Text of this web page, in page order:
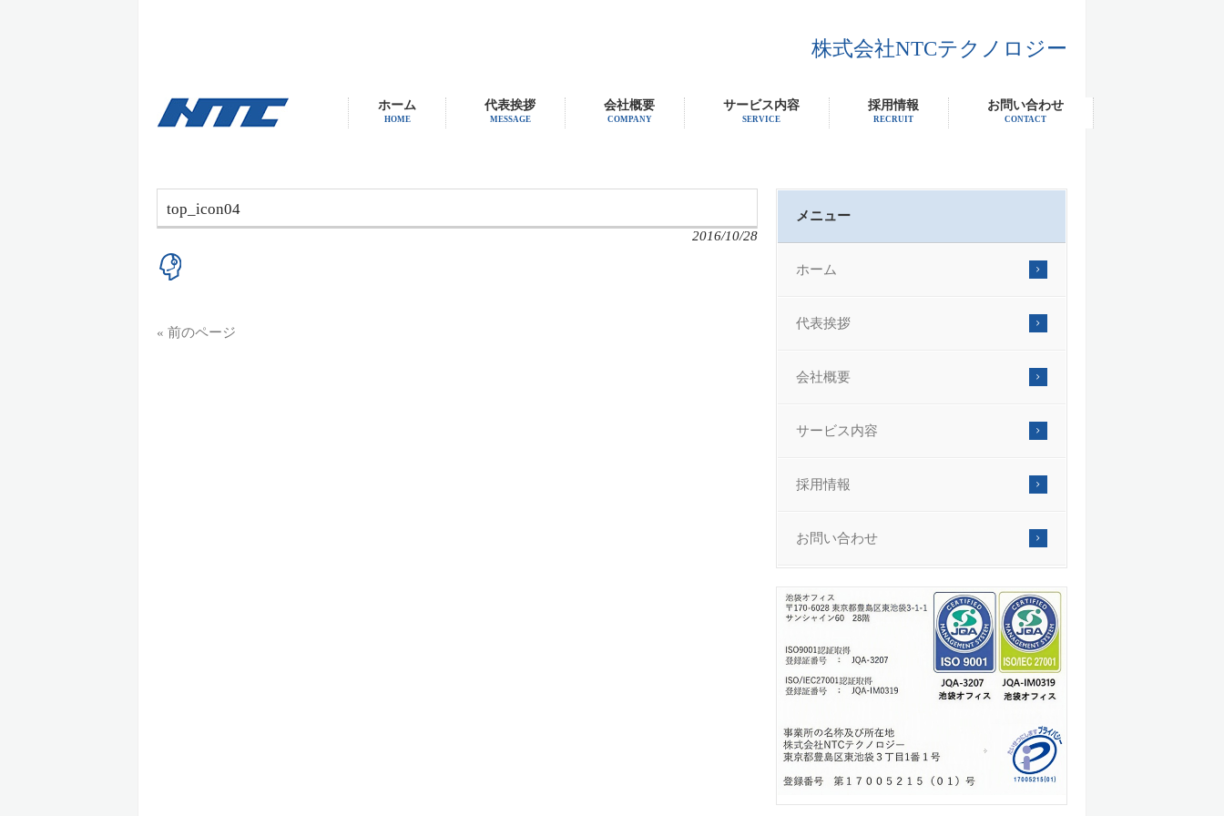
株式会社NTCテクノロジー
ホーム
HOME
代表挨拶
MESSAGE
会社概要
COMPANY
サービス内容
SERVICE
採用情報
RECRUIT
お問い合わせ
CONTACT
top_icon04
2016/10/28
« 前のページ
メニュー
ホーム
代表挨拶
会社概要
サービス内容
採用情報
お問い合わせ